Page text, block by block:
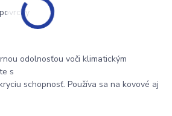
odolnosťou voči klimatickým
s
schopnosť. Používa sa na kovové aj